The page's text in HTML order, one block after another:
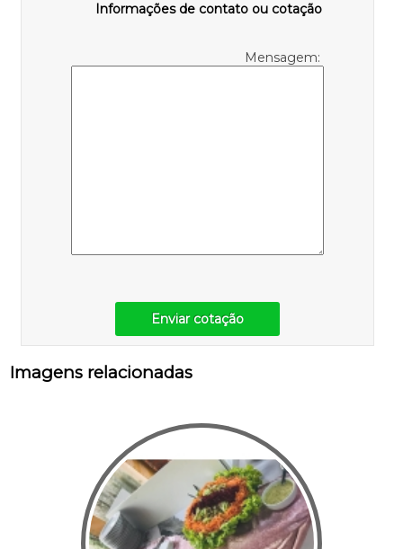
Informações de contato ou cotação
Mensagem:
Enviar cotação
Imagens relacionadas